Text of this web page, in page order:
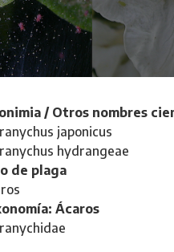
/ Otros nombres
japonicus
hydrangeae
de plaga
Ácaros